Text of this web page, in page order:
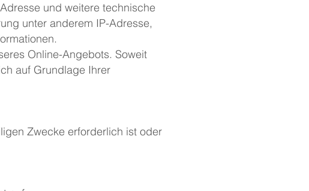
und weitere technische
unter anderem IP-Adresse,
Online-Angebots. Soweit
auf Grundlage Ihrer
Zwecke erforderlich ist oder